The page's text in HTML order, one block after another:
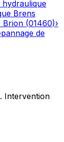
hydraulique
Brens
Brion (01460)›
de
Intervention